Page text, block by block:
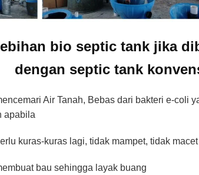
bio septic tank jika
dengan septic tank
Air Tanah, Bebas dari bakteri e-coli
apabila
kuras-kuras lagi, tidak mampet, tidak macet
bau sehingga layak buang